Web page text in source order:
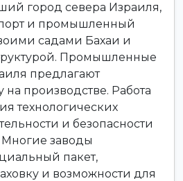
город севера Израиля,
и промышленный
садами Бахаи и
Промышленные
предлагают
на производстве. Работа
технологических
и безопасности
Многие заводы
пакет,
и возможности для